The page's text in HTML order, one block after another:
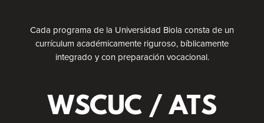
Cada programa de la Universidad Biola consta de un
currículum académicamente riguroso, bíblicamente
integrado y con preparación vocacional.
WSCUC / ATS